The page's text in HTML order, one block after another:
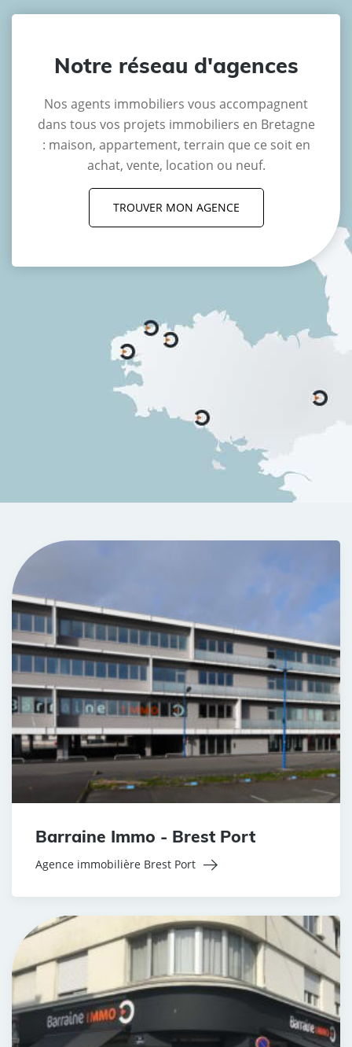
Notre réseau d'agences
Nos agents immobiliers vous accompagnent
dans tous vos projets immobiliers en Bretagne
: maison, appartement, terrain que ce soit en
achat, vente, location ou neuf.
TROUVER MON AGENCE
Barraine Immo - Brest Port
Agence immobilière Brest Port